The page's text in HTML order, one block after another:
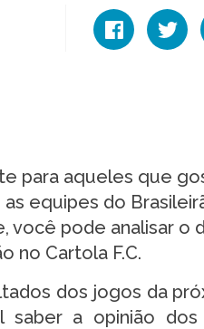
para aqueles que
equipes do
você pode analisar
no Cartola F.C.
dos jogos da
saber a opinião